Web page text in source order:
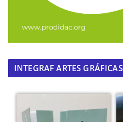
INTEGRAF ARTES GRÁFICAS